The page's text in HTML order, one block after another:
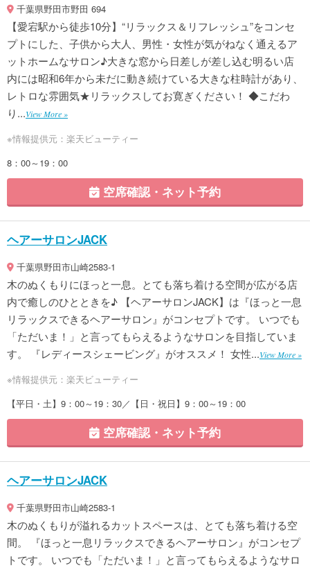
千葉県野田市野田 694
【愛宕駅から徒歩10分】“リラックス＆リフレッシュ”をコンセ
プトにした、子供から大人、男性・女性が気がねなく通えるア
ットホームなサロン♪大きな窓から日差しが差し込む明るい店
内には昭和6年から未だに動き続けている大きな柱時計があり、
レトロな雰囲気★リラックスしてお寛ぎください！ ◆こだわ
り...View More »
※情報提供元：楽天ビューティー
8：00～19：00
空席確認・ネット予約
ヘアーサロンJACK
千葉県野田市山崎2583-1
木のぬくもりにほっと一息。とても落ち着ける空間が広がる店
内で癒しのひとときを♪ 【ヘアーサロンJACK】は『ほっと一息
リラックスできるヘアーサロン』がコンセプトです。 いつでも
「ただいま！」と言ってもらえるようなサロンを目指していま
す。 『レディースシェービング』がオススメ！ 女性...View More »
※情報提供元：楽天ビューティー
【平日・土】9：00～19：30／【日・祝日】9：00～19：00
空席確認・ネット予約
ヘアーサロンJACK
千葉県野田市山崎2583-1
木のぬくもりが溢れるカットスペースは、とても落ち着ける空
間。 『ほっと一息リラックスできるヘアーサロン』がコンセプ
トです。 いつでも「ただいま！」と言ってもらえるようなサロ